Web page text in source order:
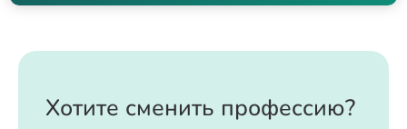
Хотите сменить профессию?